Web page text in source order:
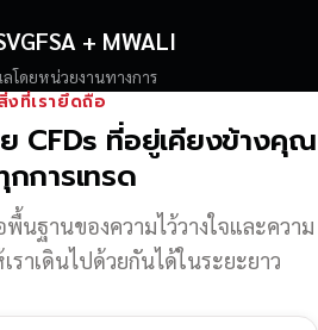
+ MWALI
โดยหน่วยงานทางการ
งที่เรายึดถือ
CFDs ที่อยู่เคียงข้างคุณ
กการเทรด
นฐานของความไว้วางใจและความ
ราเดินไปด้วยกันได้ในระยะยาว